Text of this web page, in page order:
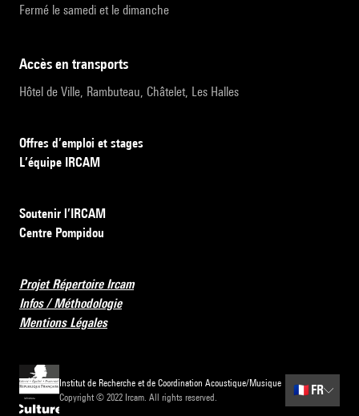
Fermé le samedi et le dimanche
accès en transports
Hôtel de Ville, Rambuteau, Châtelet, Les Halles
Offres d’emploi et stages
L’équipe IRCAM
Soutenir l’IRCAM
Centre Pompidou
Projet Répertoire Ircam
Infos / Méthodologie
Mentions Légales
Institut de Recherche et de Coordination Acoustique/Musique
Copyright © 2022 Ircam. All rights reserved.
🇫🇷 FR